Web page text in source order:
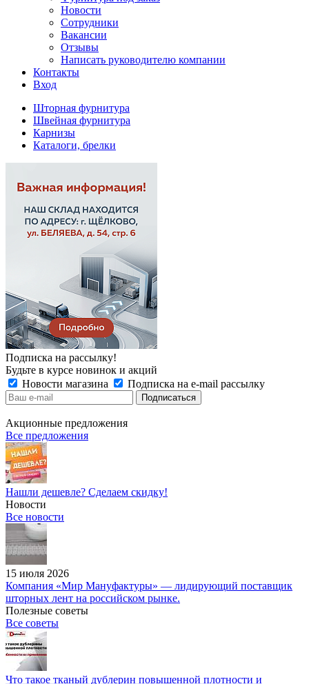
Новости
Сотрудники
Вакансии
Отзывы
Написать руководителю компании
Контакты
Вход
Шторная фурнитура
Швейная фурнитура
Карнизы
Каталоги, брелки
Подписка на рассылку!
Будьте в курсе новинок и акций
Новости магазина
Подписка на e-mail рассылку
Акционные предложения
Все предложения
Нашли дешевле? Сделаем скидку!
Новости
Все новости
15 июля 2026
Компания «Мир Мануфактуры» — лидирующий поставщик
шторных лент на российском рынке.
Полезные советы
Все советы
Что такое тканый дублерин повышенной плотности и